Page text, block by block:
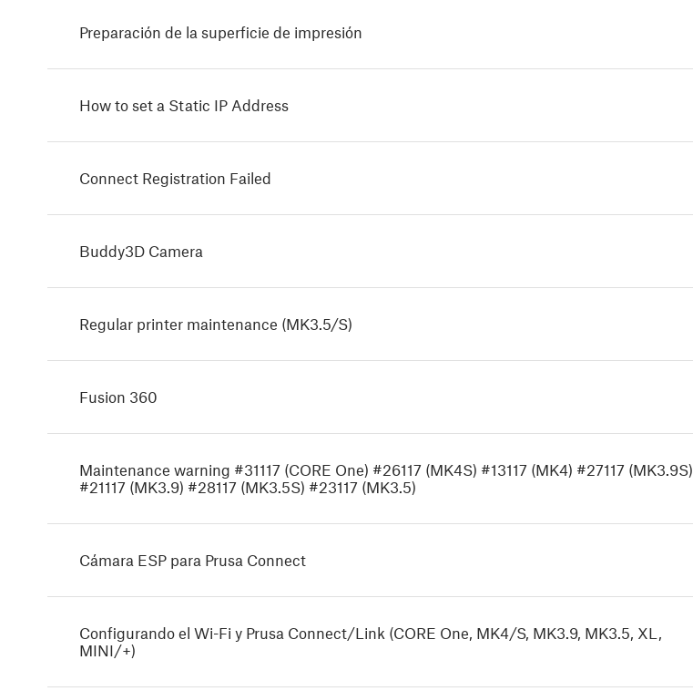
Preparación de la superficie de impresión
How to set a Static IP Address
Connect Registration Failed
Buddy3D Camera
Regular printer maintenance (MK3.5/S)
Fusion 360
Maintenance warning #31117 (CORE One) #26117 (MK4S) #13117 (MK4) #27117 (MK3.9S)
#21117 (MK3.9) #28117 (MK3.5S) #23117 (MK3.5)
Cámara ESP para Prusa Connect
Configurando el Wi-Fi y Prusa Connect/Link (CORE One, MK4/S, MK3.9, MK3.5, XL,
MINI/+)